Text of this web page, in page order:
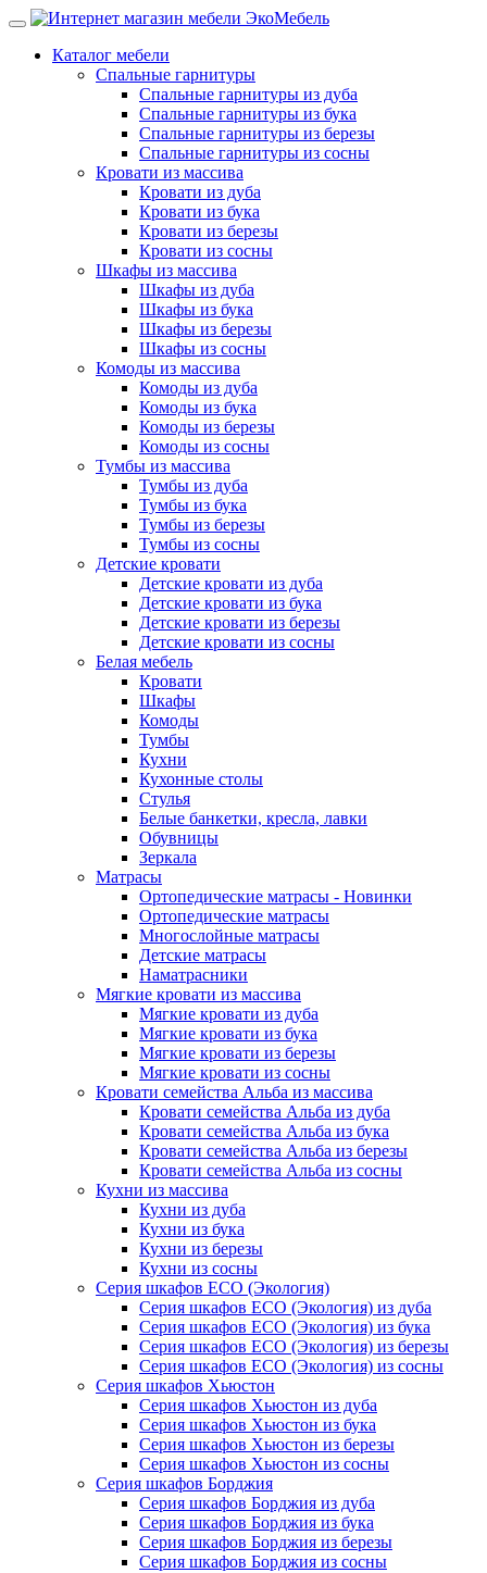
Каталог мебели
Спальные гарнитуры
Спальные гарнитуры из дуба
Спальные гарнитуры из бука
Спальные гарнитуры из березы
Спальные гарнитуры из сосны
Кровати из массива
Кровати из дуба
Кровати из бука
Кровати из березы
Кровати из сосны
Шкафы из массива
Шкафы из дуба
Шкафы из бука
Шкафы из березы
Шкафы из сосны
Комоды из массива
Комоды из дуба
Комоды из бука
Комоды из березы
Комоды из сосны
Тумбы из массива
Тумбы из дуба
Тумбы из бука
Тумбы из березы
Тумбы из сосны
Детские кровати
Детские кровати из дуба
Детские кровати из бука
Детские кровати из березы
Детские кровати из сосны
Белая мебель
Кровати
Шкафы
Комоды
Тумбы
Кухни
Кухонные столы
Стулья
Белые банкетки, кресла, лавки
Обувницы
Зеркала
Матрасы
Ортопедические матрасы - Новинки
Ортопедические матрасы
Многослойные матрасы
Детские матрасы
Наматрасники
Мягкие кровати из массива
Мягкие кровати из дуба
Мягкие кровати из бука
Мягкие кровати из березы
Мягкие кровати из сосны
Кровати семейства Альба из массива
Кровати семейства Альба из дуба
Кровати семейства Альба из бука
Кровати семейства Альба из березы
Кровати семейства Альба из сосны
Кухни из массива
Кухни из дуба
Кухни из бука
Кухни из березы
Кухни из сосны
Серия шкафов ECO (Экология)
Серия шкафов ECO (Экология) из дуба
Серия шкафов ECO (Экология) из бука
Серия шкафов ECO (Экология) из березы
Серия шкафов ECO (Экология) из сосны
Серия шкафов Хьюстон
Серия шкафов Хьюстон из дуба
Серия шкафов Хьюстон из бука
Серия шкафов Хьюстон из березы
Серия шкафов Хьюстон из сосны
Серия шкафов Борджия
Серия шкафов Борджия из дуба
Серия шкафов Борджия из бука
Серия шкафов Борджия из березы
Серия шкафов Борджия из сосны